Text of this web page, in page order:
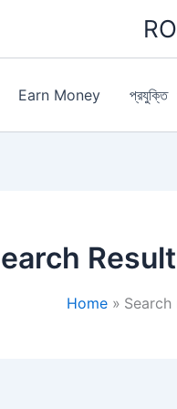
Earn Money প্রযুক্তি
Home Search